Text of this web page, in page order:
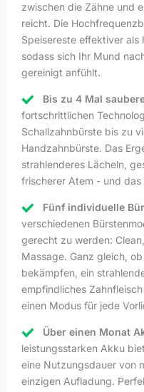
zwischen die Zähne und
reicht. Die
Speisereste effektiver als
sodass sich Ihr Mund
gereinigt anfühlt.
Bis zu 4 Mal
fortschrittlichen
Schallzahnbürste bis zu
Handzahnbürste. Das
strahlenderes Lächeln,
frischerer Atem - und das
Fünf individuelle
verschiedenen
gerecht zu werden:
Massage. Ganz gleich,
bekämpfen, ein
empfindliches
einen Modus für jede
Über einen Monat
leistungsstarken Akku
eine Nutzungsdauer von
einzigen Aufladung.